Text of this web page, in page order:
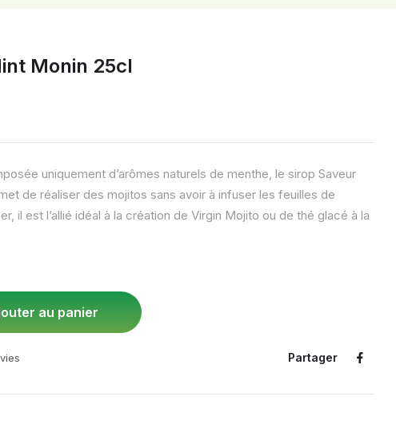
Monin 25cl
uniquement d’arômes naturels de menthe, le sirop Saveur
de réaliser des mojitos sans avoir à infuser les feuilles de
il est l’allié idéal à la création de Virgin Mojito ou de thé glacé à la
au panier
Partager